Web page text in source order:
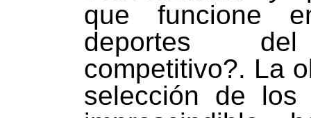
que funcione
deportes
competitivo?. La
selección de los